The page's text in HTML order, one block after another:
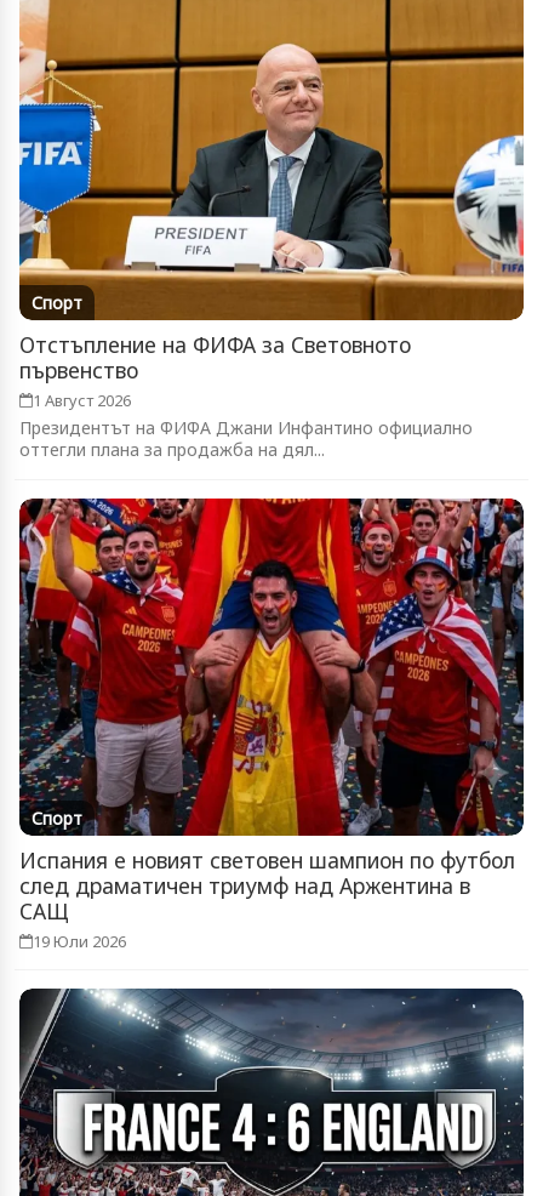
Спорт
Отстъпление на ФИФА за Световното
първенство
1 Август 2026
Президентът на ФИФА Джани Инфантино официално
оттегли плана за продажба на дял...
Спорт
Испания е новият световен шампион по футбол
след драматичен триумф над Аржентина в
САЩ
19 Юли 2026